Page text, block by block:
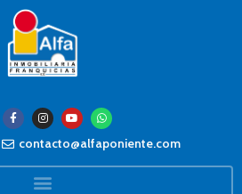
contacto@alfaponiente.com